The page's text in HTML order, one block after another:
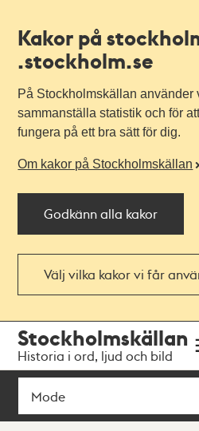
Kakor på
.stockholm.se
På Stockholmskällan använder
sammanställa statistik och för
fungera på ett bra sätt för dig.
Om kakor på Stockholmskällan
Godkänn alla kakor
Välj vilka kakor vi får
navigationen
huvudinnehållet
Stockholmskällan
Historia i ord, ljud och bild
Sök